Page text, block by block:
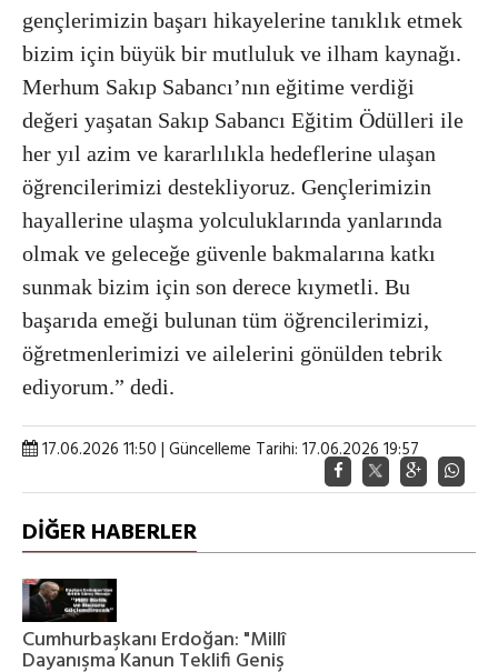
gençlerimizin başarı hikayelerine tanıklık etmek
bizim için büyük bir mutluluk ve ilham kaynağı.
Merhum Sakıp Sabancı’nın eğitime verdiği
değeri yaşatan Sakıp Sabancı Eğitim Ödülleri ile
her yıl azim ve kararlılıkla hedeflerine ulaşan
öğrencilerimizi destekliyoruz. Gençlerimizin
hayallerine ulaşma yolculuklarında yanlarında
olmak ve geleceğe güvenle bakmalarına katkı
sunmak bizim için son derece kıymetli. Bu
başarıda emeği bulunan tüm öğrencilerimizi,
öğretmenlerimizi ve ailelerini gönülden tebrik
ediyorum.” dedi.
17.06.2026 11:50 | Güncelleme Tarihi: 17.06.2026 19:57
DİĞER HABERLER
Cumhurbaşkanı Erdoğan: "Millî
Dayanışma Kanun Teklifi Geniş